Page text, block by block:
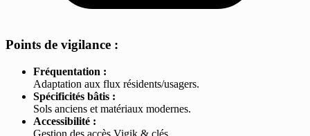
Points de vigilance :
Fréquentation :
Adaptation aux flux résidents/usagers.
Spécificités bâtis :
Sols anciens et matériaux modernes.
Accessibilité :
Gestion des accès Vigik & clés.